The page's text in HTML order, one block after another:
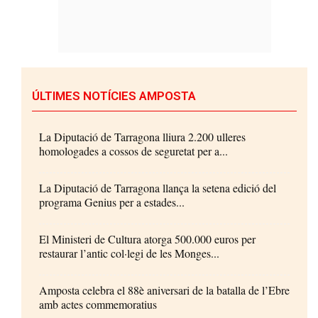
ÚLTIMES NOTÍCIES AMPOSTA
La Diputació de Tarragona lliura 2.200 ulleres
homologades a cossos de seguretat per a...
La Diputació de Tarragona llança la setena edició del
programa Genius per a estades...
El Ministeri de Cultura atorga 500.000 euros per
restaurar l’antic col·legi de les Monges...
Amposta celebra el 88è aniversari de la batalla de l’Ebre
amb actes commemoratius